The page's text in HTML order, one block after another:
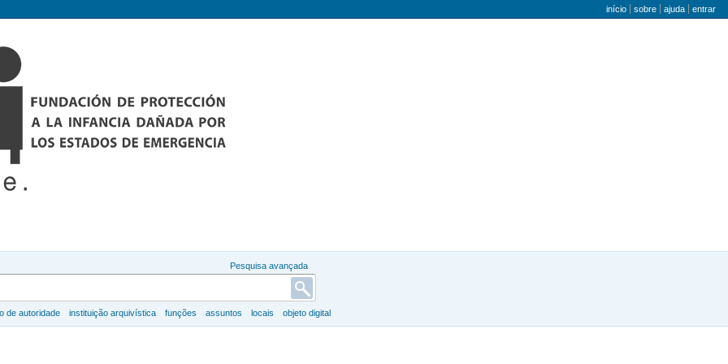
menu do utilizador
início sobre ajuda entrar
Pesquisa avançada
de autoridade instituição arquivística funções assuntos locais objeto digital